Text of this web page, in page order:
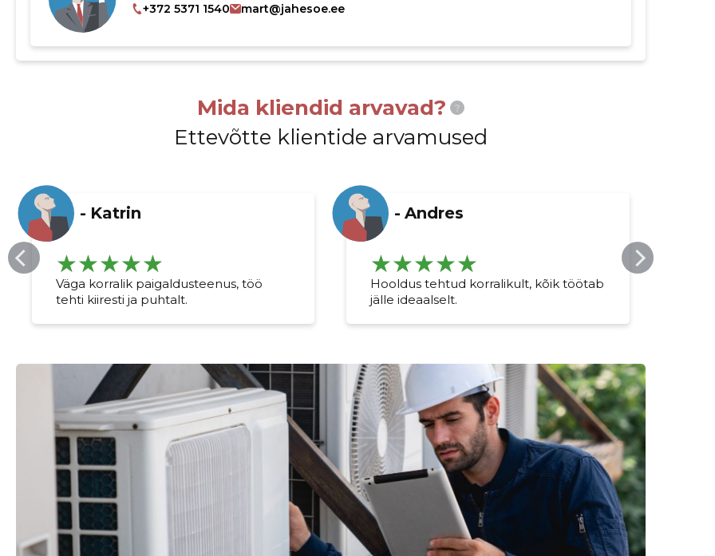
+372 5371 1540 mart@jahesoe.ee
Mida kliendid arvavad? ?
Ettevõtte klientide arvamused
- Katrin
Väga korralik paigaldusteenus, töö
tehti kiiresti ja puhtalt.
- Andres
Hooldus tehtud korralikult, kõik töötab
jälle ideaalselt.